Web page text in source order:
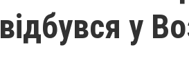
відбувся у